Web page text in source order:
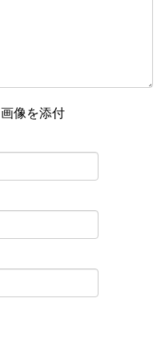
画像を添付